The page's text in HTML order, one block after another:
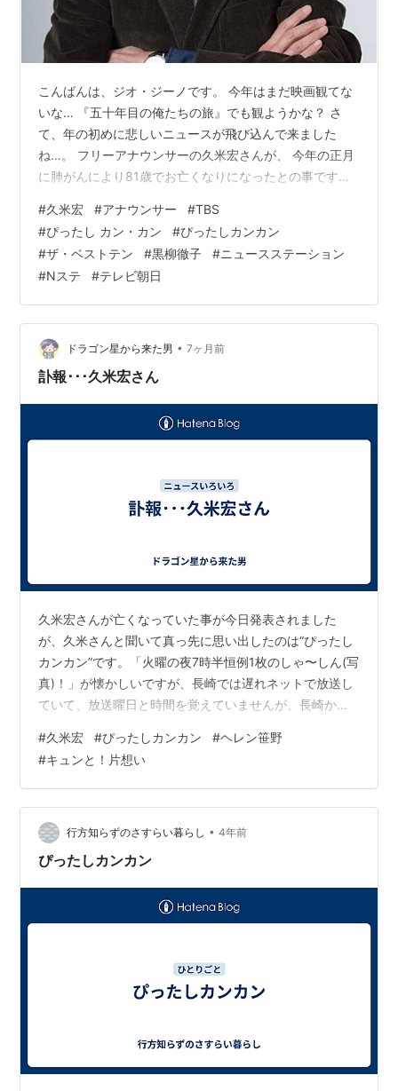
こんばんは、ジオ・ジーノです。 今年はまだ映画観てな
いな… 『五十年目の俺たちの旅』でも観ようかな？ さ
て、年の初めに悲しいニュースが飛び込んで来ました
ね…。 フリーアナウンサーの久米宏さんが、 今年の正月
に肺がんにより81歳でお亡くなりになったとの事です。
#久米宏 #アナウンサー #TBS
#ぴったし カン・カン #ぴったしカンカン
#ザ・ベストテン #黒柳徹子 #ニュースステーション
#Nステ #テレビ朝日
ドラゴン星から来た男 • 7ヶ月前
訃報･･･久米宏さん
久米宏さんが亡くなっていた事が今日発表されました
が、久米さんと聞いて真っ先に思い出したのは“ぴったし
カンカン”です。「火曜の夜7時半恒例1枚のしゃ〜しん(写
真)！」が懐かしいですが、長崎では遅れネットで放送し
ていて、放送曜日と時間を覚えていませんが、長崎から
間に合わせていただいたのは嬉しかったですね。そし
て、もう1つ思い出したのが“ぴったしカンカン”の芸能人
チームでちょくちょく出演されていたヘレン笹野さんで
す。レコードも何枚か出されていますが、曲名が思い出
せないので覚えている歌詞の「アイドントノー、アイド
ントノー、待っててね」で検索すると(ググ…
#久米宏 #ぴったしカンカン #ヘレン笹野
#キュンと！片想い
行方知らずのさすらい暮らし • 4年前
ぴったしカンカン